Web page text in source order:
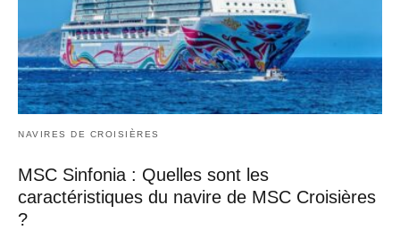
NAVIRES DE CROISIÈRES
MSC Sinfonia : Quelles sont les
caractéristiques du navire de MSC Croisières
?